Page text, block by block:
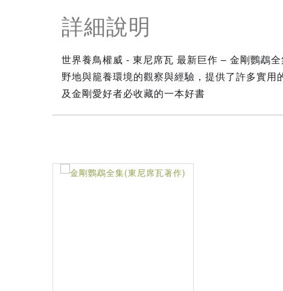
詳細說明
世界養鳥權威 - 東尼席瓦 最新巨作 – 金剛鸚鵡
野地與籠養環境的觀察與經驗，提供了許多實
及金剛愛好者必收藏的一本好書